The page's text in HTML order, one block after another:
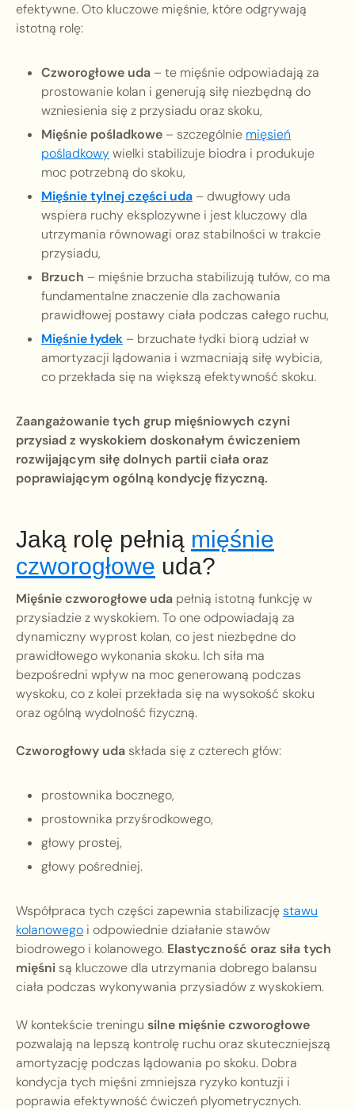
efektywne. Oto kluczowe mięśnie, które odgrywają
istotną rolę:
Czworogłowe uda– te mięśnie odpowiadają za
prostowanie kolan i generują siłę niezbędną do
wzniesienia się z przysiadu oraz skoku,
Mięśnie pośladkowe– szczególnie mięsień
pośladkowywielki stabilizuje biodra i produkuje
moc potrzebną do skoku,
Mięśnie tylnej części uda– dwugłowy uda
wspiera ruchy eksplozywne i jest kluczowy dla
utrzymania równowagi oraz stabilności w trakcie
przysiadu,
Brzuch – mięśnie brzucha stabilizują tułów, co ma
fundamentalne znaczenie dla zachowania
prawidłowej postawy ciała podczas całego ruchu,
Mięśnie łydek– brzuchate łydki biorą udział w
amortyzacji lądowania i wzmacniają siłę wybicia,
co przekłada się na większą efektywność skoku.
Zaangażowanie tych grup mięśniowych czyni
przysiad z wyskokiem doskonałym ćwiczeniem
rozwijającym siłę dolnych partii ciała oraz
poprawiającym ogólną kondycję fizyczną.
Jaką rolę pełnią mięśnie
czworogłowe uda?
Mięśnie czworogłowe uda pełnią istotną funkcję w
przysiadzie z wyskokiem. To one odpowiadają za
dynamiczny wyprost kolan, co jest niezbędne do
prawidłowego wykonania skoku. Ich siła ma
bezpośredni wpływ na moc generowaną podczas
wyskoku, co z kolei przekłada się na wysokość skoku
oraz ogólną wydolność fizyczną.
Czworogłowy uda składa się z czterech głów:
prostownika bocznego,
prostownika przyśrodkowego,
głowy prostej,
głowy pośredniej.
Współpraca tych części zapewnia stabilizacjęstawu
kolanowego i odpowiednie działanie stawów
biodrowego i kolanowego. Elastyczność oraz siła tych
mięśni są kluczowe dla utrzymania dobrego balansu
ciała podczas wykonywania przysiadów z wyskokiem.
W kontekście treningu silne mięśnie czworogłowe
pozwalają na lepszą kontrolę ruchu oraz skuteczniejszą
amortyzację podczas lądowania po skoku. Dobra
kondycja tych mięśni zmniejsza ryzyko kontuzji i
poprawia efektywność ćwiczeń plyometrycznych.